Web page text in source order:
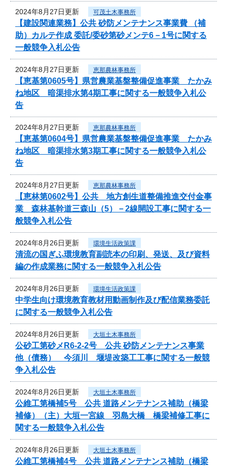
2024年8月27日更新 可茂土木事務所
【建設関連業務】公共 砂防メンテナンス事業費 （補
助）カルテ作成 委託/委砂第砂メンテ6－1号に関する
一般競争入札公告
2024年8月27日更新 恵那農林事務所
【恵基第0605号】県営農業基盤整備促進事業 たかみ
ね地区 暗渠排水第4期工事に関する一般競争入札公
告
2024年8月27日更新 恵那農林事務所
【恵基第0604号】県営農業基盤整備促進事業 たかみ
ね地区 暗渠排水第3期工事に関する一般競争入札公
告
2024年8月27日更新 恵那農林事務所
【恵林第0602号】公共 地方創生道整備推進交付金事
業 森林基幹道三森山（5）－2線開設工事に関する一
般競争入札公告
2024年8月26日更新 環境生活政策課
清流の国ぎふ環境教育副読本の印刷、発送、及び資料
編の作成業務に関する一般競争入札公告
2024年8月26日更新 環境生活政策課
中学生向け環境教育教材用動画制作及び配信業務委託
に関する一般競争入札公告
2024年8月26日更新 大垣土木事務所
公砂工第砂メR6-2-2号 公共 砂防メンテナンス事業
他（債務） 今須川 堰堤改築工工事に関する一般競
争入札公告
2024年8月26日更新 大垣土木事務所
公維工第橋補5号 公共 道路メンテナンス補助（橋梁
補修）（主）大垣一宮線 羽島大橋 橋梁補修工事に
関する一般競争入札公告
2024年8月26日更新 大垣土木事務所
公維工第橋補4号 公共 道路メンテナンス補助（橋梁